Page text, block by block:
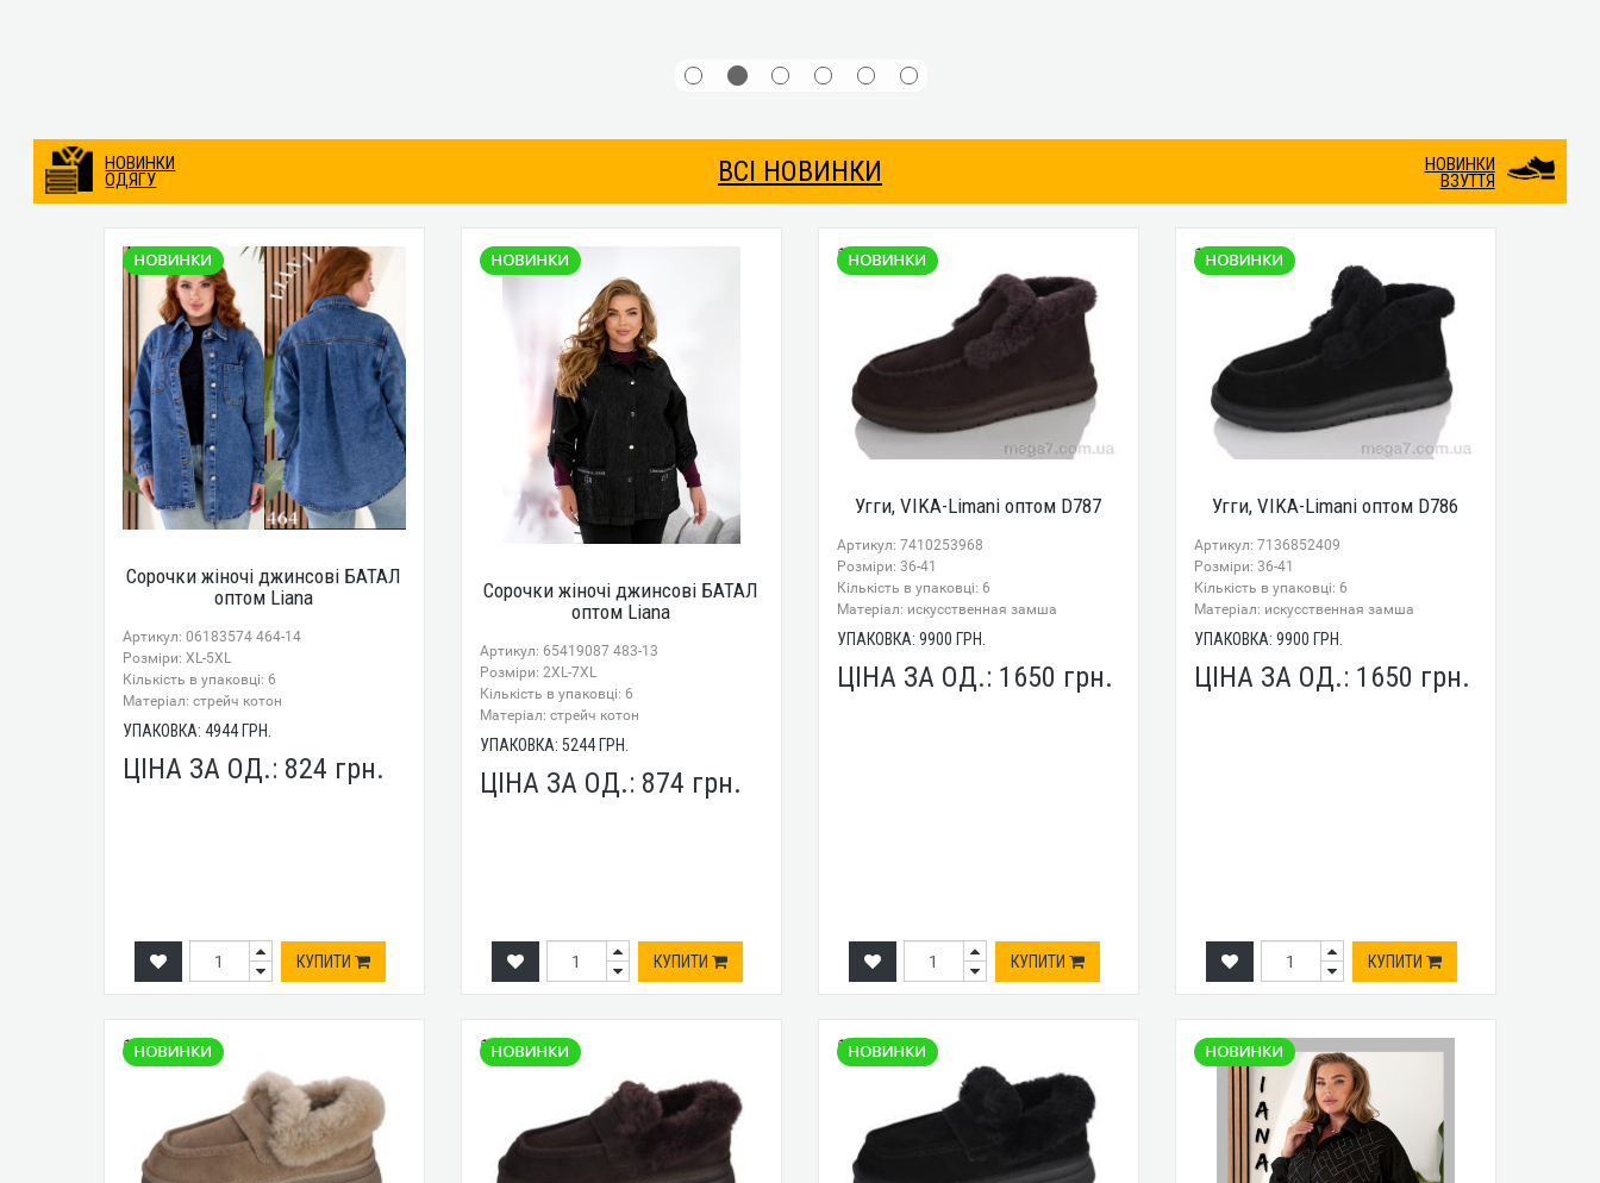
НОВИНКИ
ОДЯГУ ВСІ НОВИНКИ НОВИНКИ
ВЗУТТЯ
Сорочки жіночі джинсові БАТАЛ
оптом Liana
Артикул: 06183574 464-14
Розміри: XL-5XL
Кількість в упаковці: 6
Mатеріал: стрейч котон
УПАКОВКА: 4944 ГРН.
ЦІНА ЗА ОД.: 824 грн.
КУПИТИ
Сорочки жіночі джинсові БАТАЛ
оптом Liana
Артикул: 65419087 483-13
Розміри: 2XL-7XL
Кількість в упаковці: 6
Mатеріал: стрейч котон
УПАКОВКА: 5244 ГРН.
ЦІНА ЗА ОД.: 874 грн.
КУПИТИ
Угги, VIKA-Limani оптом D787
Артикул: 7410253968
Розміри: 36-41
Кількість в упаковці: 6
Mатеріал: искусственная замша
УПАКОВКА: 9900 ГРН.
ЦІНА ЗА ОД.: 1650 грн.
КУПИТИ
Угги, VIKA-Limani оптом D786
Артикул: 7136852409
Розміри: 36-41
Кількість в упаковці: 6
Mатеріал: искусственная замша
УПАКОВКА: 9900 ГРН.
ЦІНА ЗА ОД.: 1650 грн.
КУПИТИ